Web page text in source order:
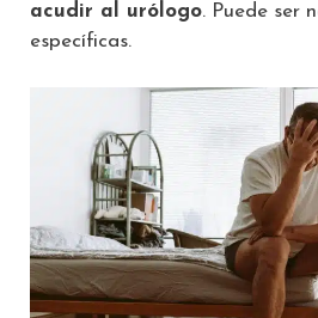
acudir al urólogo. Puede ser
específicas.